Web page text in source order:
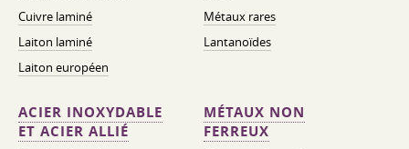
Cuivre laminé
Laiton laminé
Laiton européen
Métaux rares
Lantanoïdes
ACIER INOXYDABLE
ET ACIER ALLIÉ
MÉTAUX NON
FERREUX